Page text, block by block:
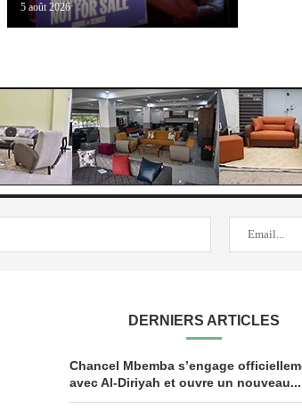
5 août 2026
DERNIERS ARTICLES
Chancel Mbemba s’engage
avec Al-Diriyah et ouvre un nouveau...